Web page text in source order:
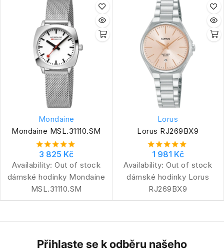
Mondaine
Mondaine MSL.31110.SM
3 825 Kč
Availability: Out of stock
dámské hodinky Mondaine
MSL.31110.SM
Lorus
Lorus RJ269BX9
1 981 Kč
Availability: Out of stock
dámské hodinky Lorus
RJ269BX9
Přihlaste se k odběru našeho